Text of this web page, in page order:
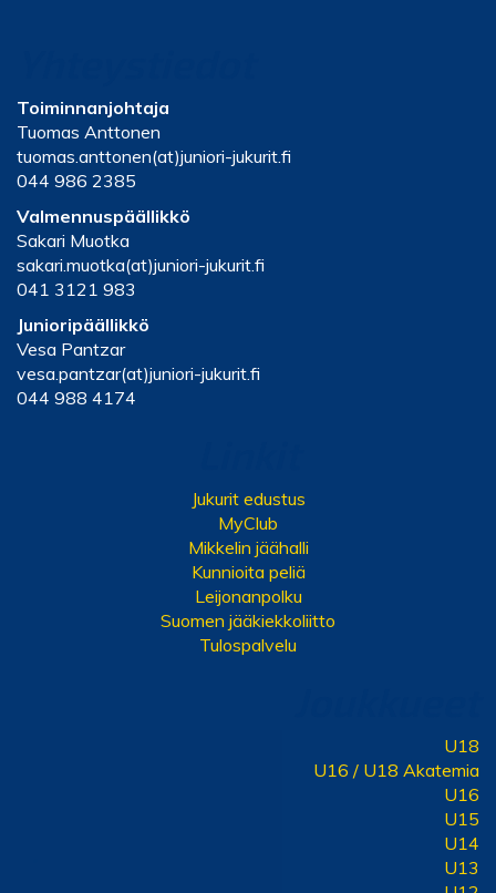
Toiminnanjohtaja
Tuomas Anttonen
tuomas.anttonen(at)juniori-jukurit.fi
044 986 2385
Valmennuspäällikkö
Sakari Muotka
sakari.muotka(at)juniori-jukurit.fi
041 3121 983
Junioripäällikkö
Vesa Pantzar
vesa.pantzar(at)juniori-jukurit.fi
044 988 4174
Jukurit edustus
MyClub
Mikkelin jäähalli
Kunnioita peliä
Leijonanpolku
Suomen jääkiekkoliitto
Tulospalvelu
U18
U16 / U18 Akatemia
U16
U15
U14
U13